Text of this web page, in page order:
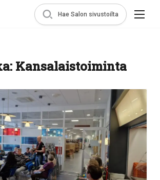
Hae Salon sivustoilta
Kansalaistoiminta